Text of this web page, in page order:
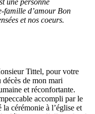
une personne
famille d’amour Bon
et nos coeurs.
Tittel, pour votre
de mon mari
et réconfortante.
accompli par le
cérémonie à l’église et